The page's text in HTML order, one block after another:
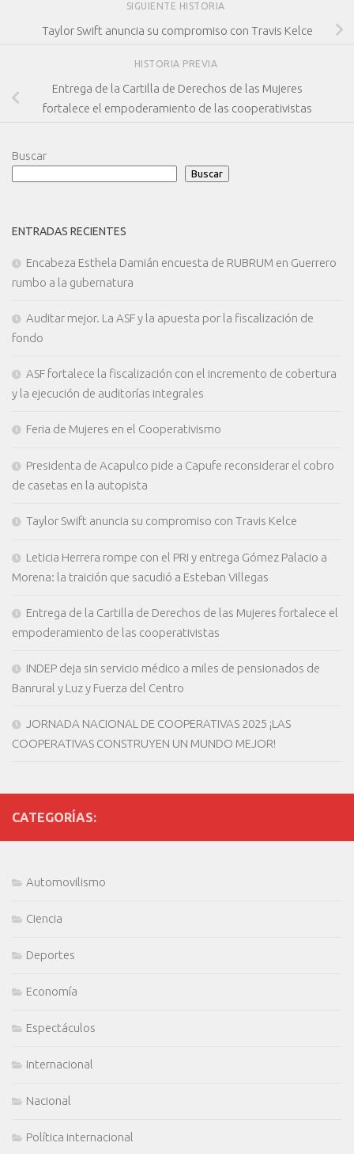
SIGUIENTE HISTORIA
Taylor Swift anuncia su compromiso con Travis Kelce
HISTORIA PREVIA
Entrega de la Cartilla de Derechos de las Mujeres
fortalece el empoderamiento de las cooperativistas
Buscar
Buscar
ENTRADAS RECIENTES
Encabeza Esthela Damián encuesta de RUBRUM en Guerrero
rumbo a la gubernatura
Auditar mejor. La ASF y la apuesta por la fiscalización de
fondo
ASF fortalece la fiscalización con el incremento de cobertura
y la ejecución de auditorías integrales
Feria de Mujeres en el Cooperativismo
Presidenta de Acapulco pide a Capufe reconsiderar el cobro
de casetas en la autopista
Taylor Swift anuncia su compromiso con Travis Kelce
Leticia Herrera rompe con el PRI y entrega Gómez Palacio a
Morena: la traición que sacudió a Esteban Villegas
Entrega de la Cartilla de Derechos de las Mujeres fortalece el
empoderamiento de las cooperativistas
INDEP deja sin servicio médico a miles de pensionados de
Banrural y Luz y Fuerza del Centro
JORNADA NACIONAL DE COOPERATIVAS 2025 ¡LAS
COOPERATIVAS CONSTRUYEN UN MUNDO MEJOR!
CATEGORÍAS:
Automovilismo
Ciencia
Deportes
Economía
Espectáculos
Internacional
Nacional
Política internacional